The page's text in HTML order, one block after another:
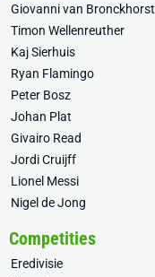
Giovanni van Bronckhorst
Timon Wellenreuther
Kaj Sierhuis
Ryan Flamingo
Peter Bosz
Johan Plat
Givairo Read
Jordi Cruijff
Lionel Messi
Nigel de Jong
Competities
Eredivisie